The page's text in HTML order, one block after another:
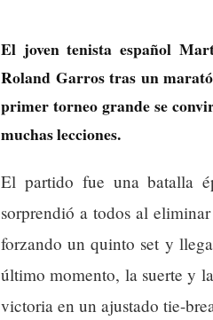
El joven tenista español
Roland Garros tras un
primer torneo grande se
muchas lecciones.
El partido fue una batalla
sorprendió a todos al
forzando un quinto set y
último momento, la suerte y
victoria en un ajustado tie-